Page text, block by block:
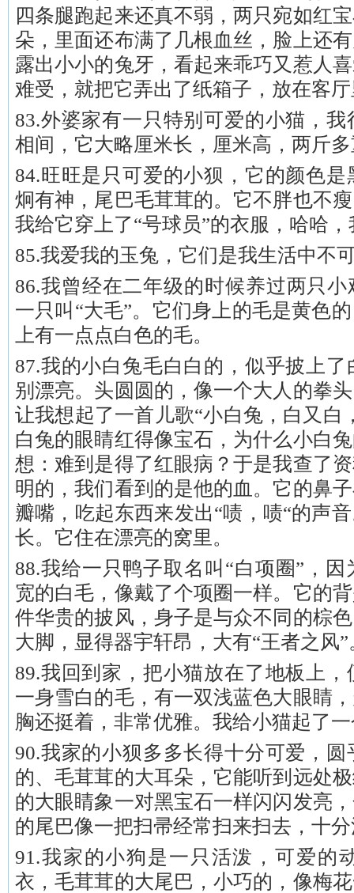
四条腿跑起来还真不弱，两只宛如红
朵，里面还布满了几根血丝，脸上还
露出小小的兔牙，看起来乖巧又惹人
难受，就把它弄出了纸箱子，放在客
83.外婆家有一只特别可爱的小猫，
相间，它大略厘米长，厘米高，两斤
84.旺旺是只可爱的小狈，它的颜色
炯有神，尾巴毛茸茸的。它不胖也不
我给它穿上了“号球员”的衣服，哈哈
85.我爱我的玉兔，它们是我生活中不
86.我曾经在二年级的时候养过两只
一只叫“大毛”。它们身上的毛是黄色
上有一点点白色的毛。
87.我的小白兔毛白白的，似乎披上
别漂亮。头圆圆的，像一个大人的拳
让我想起了一首儿歌“小白兔，白又
白兔的眼睛红得像宝石，为什么小白
想：难到是得了红眼病？于是我查了
明的，我们看到的是他的血。它的鼻
瓣嘴，吃起东西来发出“啧，啧“的声
长。它住在漂亮的窝里。
88.我给一只鸭子取名叫“白项圈”，
宽的白毛，像戴了个项圈一样。它的
件华贵的披风，身子是与众不同的棕
大脚，显得器宇轩昂，大有“王者之风”
89.我回到家，把小猫放在了地板上
一身雪白的毛，有一双浅蓝色大眼睛
胸还挺着，非常优雅。我给小猫起了
90.我家的小狈多多长得十分可爱，
的、毛茸茸的大耳朵，它能听到远处
的大眼睛象一对黑宝石一样闪闪发亮
的尾巴像一把扫帚经常扫来扫去，十
91.我家的小狗是一只活泼，可爱的
衣，毛茸茸的大尾巴，小巧的，像梅